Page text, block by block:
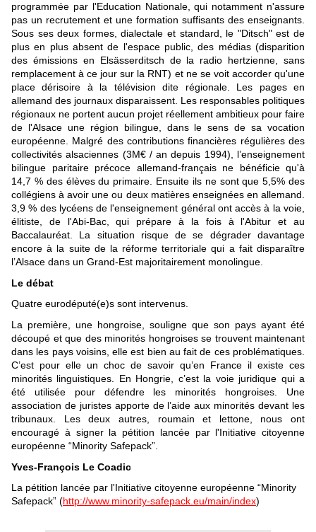
programmée par l'Education Nationale, qui notamment n'assure
pas un recrutement et une formation suffisants des enseignants.
Sous ses deux formes, dialectale et standard, le "Ditsch" est de
plus en plus absent de l'espace public, des médias (disparition
des émissions en Elsässerditsch de la radio hertzienne, sans
remplacement à ce jour sur la RNT) et ne se voit accorder qu'une
place dérisoire à la télévision dite régionale. Les pages en
allemand des journaux disparaissent. Les responsables politiques
régionaux ne portent aucun projet réellement ambitieux pour faire
de l'Alsace une région bilingue, dans le sens de sa vocation
européenne. Malgré des contributions financières régulières des
collectivités alsaciennes (3M€ / an depuis 1994), l’enseignement
bilingue paritaire précoce allemand-français ne bénéficie qu'à
14,7 % des élèves du primaire. Ensuite ils ne sont que 5,5% des
collégiens à avoir une ou deux matières enseignées en allemand.
3,9 % des lycéens de l'enseignement général ont accès à la voie,
élitiste, de l'Abi-Bac, qui prépare à la fois à l'Abitur et au
Baccalauréat. La situation risque de se dégrader davantage
encore à la suite de la réforme territoriale qui a fait disparaître
l’Alsace dans un Grand-Est majoritairement monolingue.
Le débat
Quatre eurodéputé(e)s sont intervenus.
La première, une hongroise, souligne que son pays ayant été
découpé et que des minorités hongroises se trouvent maintenant
dans les pays voisins, elle est bien au fait de ces problématiques.
C’est pour elle un choc de savoir qu’en France il existe ces
minorités linguistiques. En Hongrie, c’est la voie juridique qui a
été utilisée pour défendre les minorités hongroises. Une
association de juristes apporte de l’aide aux minorités devant les
tribunaux. Les deux autres, roumain et lettone, nous ont
encouragé à signer la pétition lancée par l'Initiative citoyenne
européenne “Minority Safepack”.
Yves-François Le Coadic
La pétition lancée par l'Initiative citoyenne européenne “Minority
Safepack” (http://www.minority-safepack.eu/main/index)